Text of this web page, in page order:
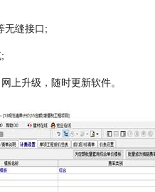
缝接口;
升级，随时更新软件。